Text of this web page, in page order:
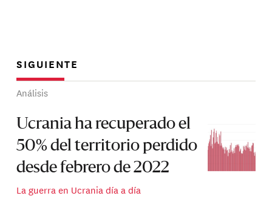
SIGUIENTE
Análisis
Ucrania ha recuperado el
50% del territorio perdido
desde febrero de 2022
La guerra en Ucrania día a día